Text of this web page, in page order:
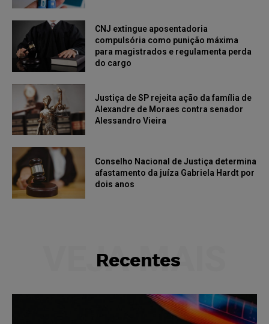
CNJ extingue aposentadoria
compulsória como punição máxima
para magistrados e regulamenta perda
do cargo
Justiça de SP rejeita ação da família de
Alexandre de Moraes contra senador
Alessandro Vieira
Conselho Nacional de Justiça determina
afastamento da juíza Gabriela Hardt por
dois anos
Recentes
VEJA MAIS